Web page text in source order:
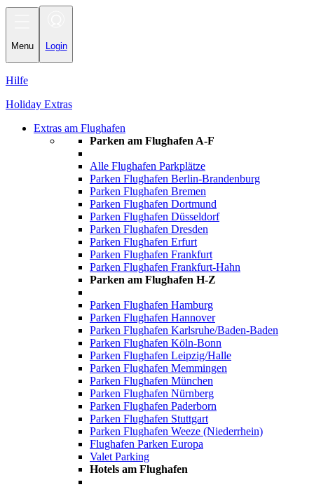
Menu Login
Hilfe
Holiday Extras
Extras am Flughafen
Parken am Flughafen A-F
Alle Flughafen Parkplätze
Parken Flughafen Berlin-Brandenburg
Parken Flughafen Bremen
Parken Flughafen Dortmund
Parken Flughafen Düsseldorf
Parken Flughafen Dresden
Parken Flughafen Erfurt
Parken Flughafen Frankfurt
Parken Flughafen Frankfurt-Hahn
Parken am Flughafen H-Z
Parken Flughafen Hamburg
Parken Flughafen Hannover
Parken Flughafen Karlsruhe/Baden-Baden
Parken Flughafen Köln-Bonn
Parken Flughafen Leipzig/Halle
Parken Flughafen Memmingen
Parken Flughafen München
Parken Flughafen Nürnberg
Parken Flughafen Paderborn
Parken Flughafen Stuttgart
Parken Flughafen Weeze (Niederrhein)
Flughafen Parken Europa
Valet Parking
Hotels am Flughafen